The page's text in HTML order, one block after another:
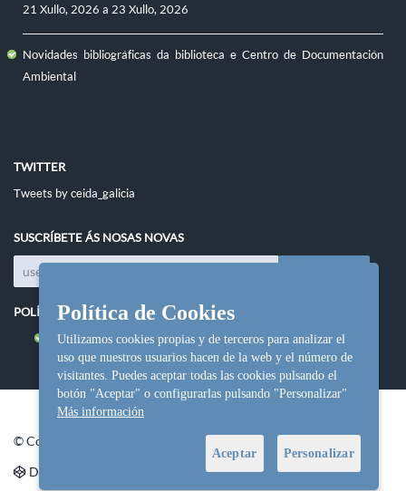
21 Xullo, 2026 a 23 Xullo, 2026
Novidades bibliográficas da biblioteca e Centro de Documentación
Ambiental
TWITTER
Tweets by ceida_galicia
SUSCRÍBETE ÁS NOSAS NOVAS
POLÍTICAS DO SITIO
Política de cookies
© Copyright Ceida.
Denvolvemento e deseño web
NetInformática
Política de Cookies
Utilizamos cookies propias y de terceros para analizar el
uso que nuestros usuarios hacen de la web y el número de
visitantes. Puedes aceptar todas las cookies pulsando el
botón "Aceptar" o configurarlas pulsando "Personalizar"
Más información
Aceptar Personalizar